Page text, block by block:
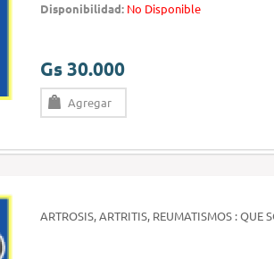
Disponibilidad: No Disponible
Gs 30.000
Agregar
ARTROSIS, ARTRITIS, REUMATISMOS : QUE